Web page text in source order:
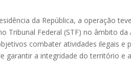
da República, a operação
Tribunal Federal (STF) no âmbito
combater atividades ilegais e
garantir a integridade do território e